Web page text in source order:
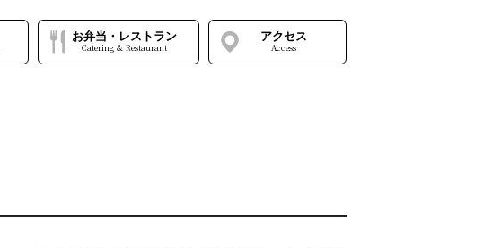
お弁当・レストラン
Catering ＆ Restaurant
アクセス
Access